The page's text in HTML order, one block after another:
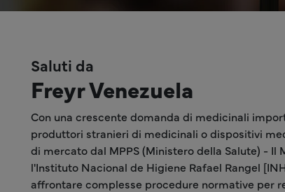
Saluti da
Freyr Venezuela
Con una crescente domanda di medicinali
produttori stranieri di medicinali o dispositivi
di mercato dal MPPS (Ministero della Salute) - Il
l'Instituto Nacional de Higiene Rafael Rangel
affrontare complesse procedure normative per